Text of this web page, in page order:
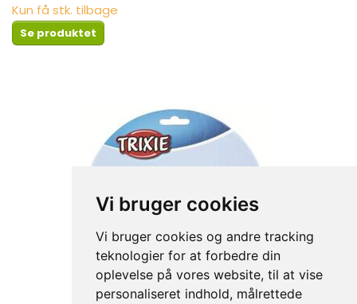
Vi bruger cookies
Vi bruger cookies og andre tracking
teknologier for at forbedre din
oplevelse på vores website, til at vise
personaliseret indhold, målrettede
Kun få stk. tilbage
Se produktet